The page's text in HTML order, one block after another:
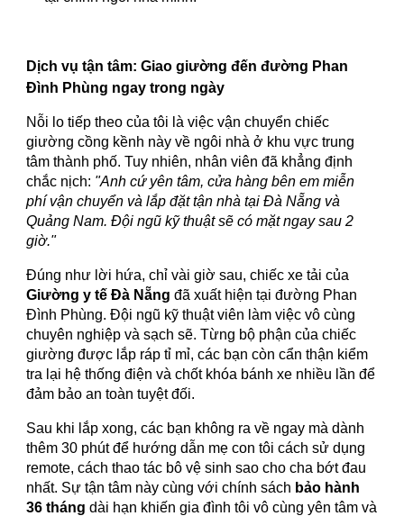
Dịch vụ tận tâm: Giao giường đến đường Phan
Đình Phùng ngay trong ngày
Nỗi lo tiếp theo của tôi là việc vận chuyển chiếc
giường cồng kềnh này về ngôi nhà ở khu vực trung
tâm thành phố. Tuy nhiên, nhân viên đã khẳng định
chắc nịch: "Anh cứ yên tâm, cửa hàng bên em miễn
phí vận chuyển và lắp đặt tận nhà tại Đà Nẵng và
Quảng Nam. Đội ngũ kỹ thuật sẽ có mặt ngay sau 2
giờ."
Đúng như lời hứa, chỉ vài giờ sau, chiếc xe tải của
Giường y tế Đà Nẵng đã xuất hiện tại đường Phan
Đình Phùng. Đội ngũ kỹ thuật viên làm việc vô cùng
chuyên nghiệp và sạch sẽ. Từng bộ phận của chiếc
giường được lắp ráp tỉ mỉ, các bạn còn cẩn thận kiểm
tra lại hệ thống điện và chốt khóa bánh xe nhiều lần để
đảm bảo an toàn tuyệt đối.
Sau khi lắp xong, các bạn không ra về ngay mà dành
thêm 30 phút để hướng dẫn mẹ con tôi cách sử dụng
remote, cách thao tác bô vệ sinh sao cho cha bớt đau
nhất. Sự tận tâm này cùng với chính sách bảo hành
36 tháng dài hạn khiến gia đình tôi vô cùng yên tâm và